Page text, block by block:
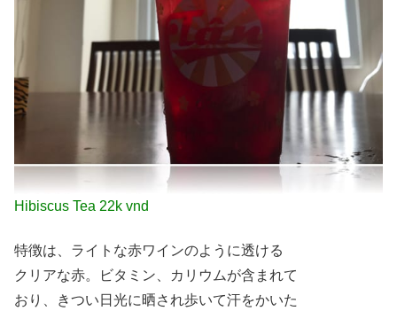
Hibiscus Tea 22k vnd
特徴は、ライトな赤ワインのように透ける
クリアな赤。ビタミン、カリウムが含まれて
おり、きつい日光に晒され歩いて汗をかいた